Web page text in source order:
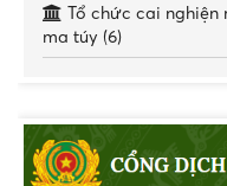
Tổ chức cai nghiện
ma túy (6)